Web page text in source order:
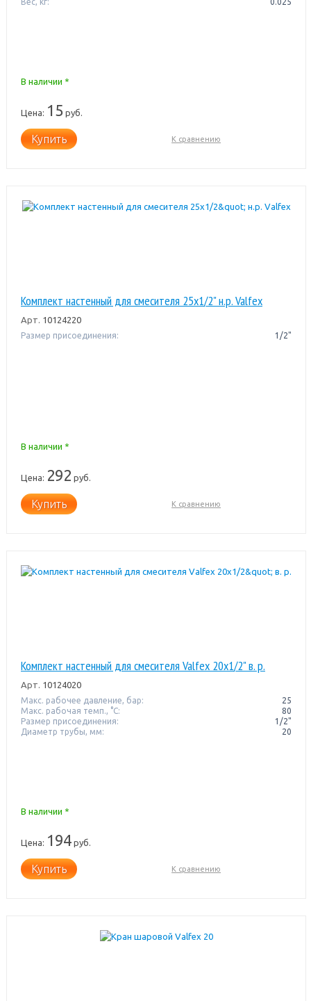
В наличии *
Цена: 15 руб.
Купить К сравнению
Комплект настенный для смесителя 25х1/2" н.р. Valfex
Арт. 10124220
Размер присоединения: 1/2"
В наличии *
Цена: 292 руб.
Купить К сравнению
Комплект настенный для смесителя Valfex 20х1/2" в. р.
Арт. 10124020
Макс. рабочее давление, бар:
25
Макс. рабочая темп., °С:
80
Размер присоединения:
1/2"
Диаметр трубы, мм:
20
В наличии *
Цена: 194руб.
Купить К сравнению